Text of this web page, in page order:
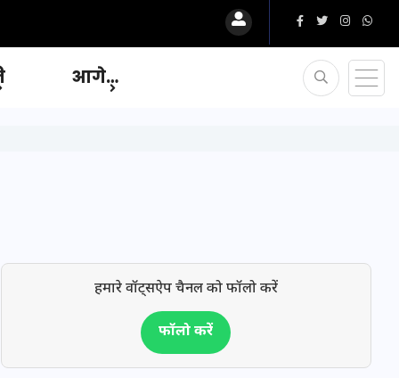
आगे…
हमारे वॉट्सऐप चैनल को फॉलो करें
फॉलो करें